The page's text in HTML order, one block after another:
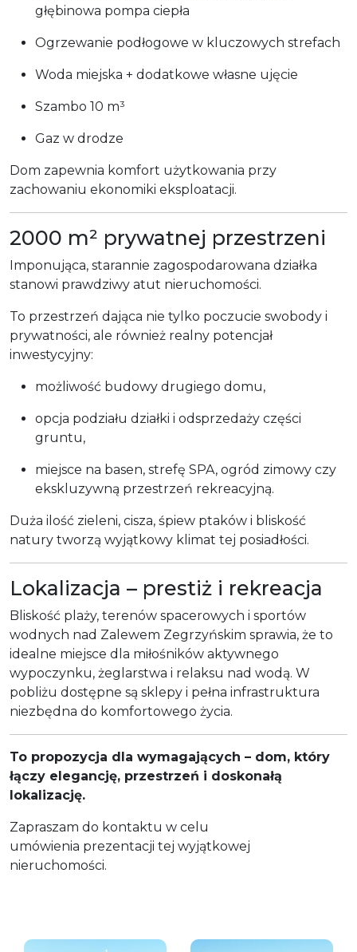
głębinowa pompa ciepła
Ogrzewanie podłogowe w kluczowych strefach
Woda miejska + dodatkowe własne ujęcie
Szambo 10 m³
Gaz w drodze
Dom zapewnia komfort użytkowania przy
zachowaniu ekonomiki eksploatacji.
2000 m² prywatnej przestrzeni
Imponująca, starannie zagospodarowana działka
stanowi prawdziwy atut nieruchomości.
To przestrzeń dająca nie tylko poczucie swobody i
prywatności, ale również realny potencjał
inwestycyjny:
możliwość budowy drugiego domu,
opcja podziału działki i odsprzedaży części
gruntu,
miejsce na basen, strefę SPA, ogród zimowy czy
ekskluzywną przestrzeń rekreacyjną.
Duża ilość zieleni, cisza, śpiew ptaków i bliskość
natury tworzą wyjątkowy klimat tej posiadłości.
Lokalizacja – prestiż i rekreacja
Bliskość plaży, terenów spacerowych i sportów
wodnych nad Zalewem Zegrzyńskim sprawia, że to
idealne miejsce dla miłośników aktywnego
wypoczynku, żeglarstwa i relaksu nad wodą. W
pobliżu dostępne są sklepy i pełna infrastruktura
niezbędna do komfortowego życia.
To propozycja dla wymagających – dom, który
łączy elegancję, przestrzeń i doskonałą
lokalizację.
Zapraszam do kontaktu w celu
umówienia prezentacji tej wyjątkowej
nieruchomości.